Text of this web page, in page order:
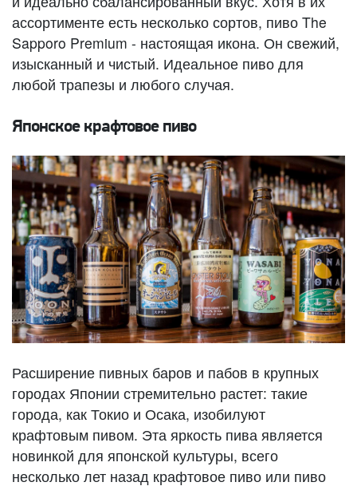
ассортименте есть несколько сортов, пиво The
Sapporo Premium - настоящая икона. Он свежий,
изысканный и чистый. Идеальное пиво для
любой трапезы и любого случая.
Японское крафтовое пиво
Расширение пивных баров и пабов в крупных
городах Японии стремительно растет: такие
города, как Токио и Осака, изобилуют
крафтовым пивом. Эта яркость пива является
новинкой для японской культуры, всего
несколько лет назад крафтовое пиво или пиво